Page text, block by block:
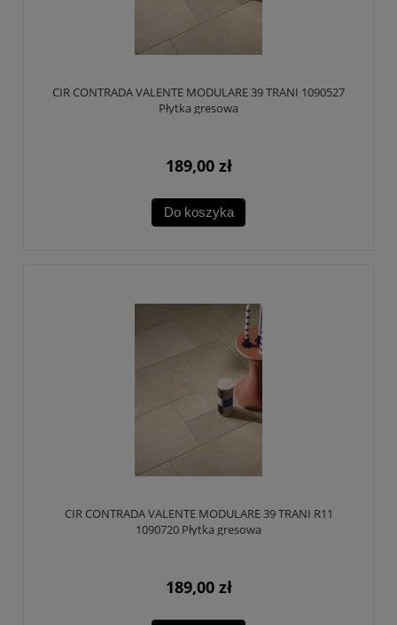
CIR CONTRADA VALENTE MODULARE 39 TRANI 1090527
Płytka gresowa
189,00 zł
Do koszyka
CIR CONTRADA VALENTE MODULARE 39 TRANI R11
1090720 Płytka gresowa
189,00 zł